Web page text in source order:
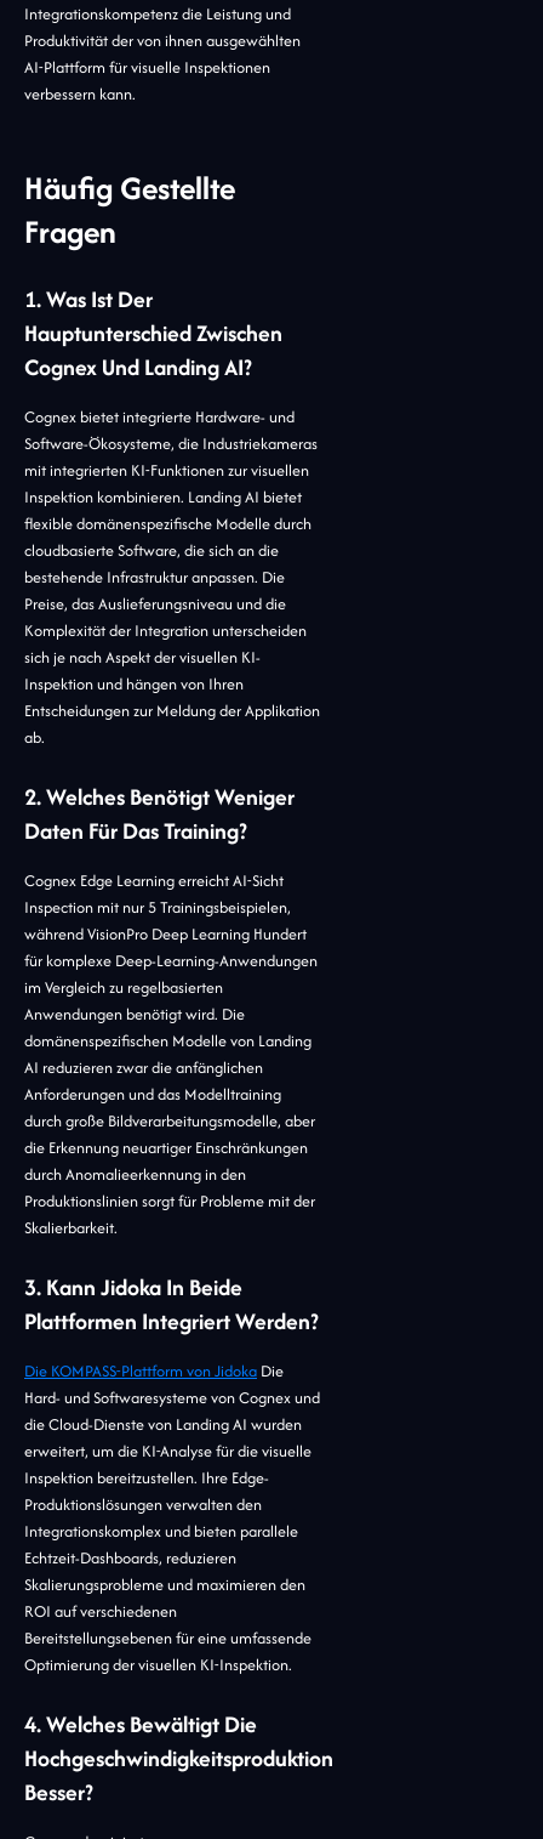
Integrationskompetenz die Leistung und
Produktivität der von ihnen ausgewählten
AI-Plattform für visuelle Inspektionen
verbessern kann.
Häufig Gestellte
Fragen
1. Was Ist Der
Hauptunterschied Zwischen
Cognex Und Landing AI?
Cognex bietet integrierte Hardware- und
Software-Ökosysteme, die Industriekameras
mit integrierten KI-Funktionen zur visuellen
Inspektion kombinieren. Landing AI bietet
flexible domänenspezifische Modelle durch
cloudbasierte Software, die sich an die
bestehende Infrastruktur anpassen. Die
Preise, das Auslieferungsniveau und die
Komplexität der Integration unterscheiden
sich je nach Aspekt der visuellen KI-
Inspektion und hängen von Ihren
Entscheidungen zur Meldung der Applikation
ab.
2. Welches Benötigt Weniger
Daten Für Das Training?
Cognex Edge Learning erreicht AI-Sicht
Inspection mit nur 5 Trainingsbeispielen,
während VisionPro Deep Learning Hundert
für komplexe Deep-Learning-Anwendungen
im Vergleich zu regelbasierten
Anwendungen benötigt wird. Die
domänenspezifischen Modelle von Landing
AI reduzieren zwar die anfänglichen
Anforderungen und das Modelltraining
durch große Bildverarbeitungsmodelle, aber
die Erkennung neuartiger Einschränkungen
durch Anomalieerkennung in den
Produktionslinien sorgt für Probleme mit der
Skalierbarkeit.
3. Kann Jidoka In Beide
Plattformen Integriert Werden?
Die KOMPASS-Plattform von Jidoka Die
Hard- und Softwaresysteme von Cognex und
die Cloud-Dienste von Landing AI wurden
erweitert, um die KI-Analyse für die visuelle
Inspektion bereitzustellen. Ihre Edge-
Produktionslösungen verwalten den
Integrationskomplex und bieten parallele
Echtzeit-Dashboards, reduzieren
Skalierungsprobleme und maximieren den
ROI auf verschiedenen
Bereitstellungsebenen für eine umfassende
Optimierung der visuellen KI-Inspektion.
4. Welches Bewältigt Die
Hochgeschwindigkeitsproduktion
Besser?